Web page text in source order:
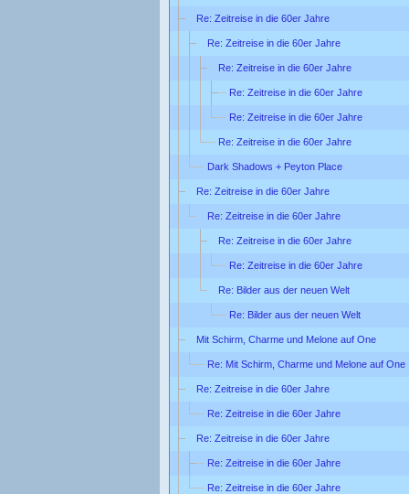
Re: Zeitreise in die 60er Jahre
Re: Zeitreise in die 60er Jahre
Re: Zeitreise in die 60er Jahre
Re: Zeitreise in die 60er Jahre
Re: Zeitreise in die 60er Jahre
Re: Zeitreise in die 60er Jahre
Dark Shadows + Peyton Place
Re: Zeitreise in die 60er Jahre
Re: Zeitreise in die 60er Jahre
Re: Zeitreise in die 60er Jahre
Re: Zeitreise in die 60er Jahre
Re: Bilder aus der neuen Welt
Re: Bilder aus der neuen Welt
Mit Schirm, Charme und Melone auf One
Re: Mit Schirm, Charme und Melone auf One
Re: Zeitreise in die 60er Jahre
Re: Zeitreise in die 60er Jahre
Re: Zeitreise in die 60er Jahre
Re: Zeitreise in die 60er Jahre
Re: Zeitreise in die 60er Jahre